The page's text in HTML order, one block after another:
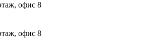
офис 8
офис 8